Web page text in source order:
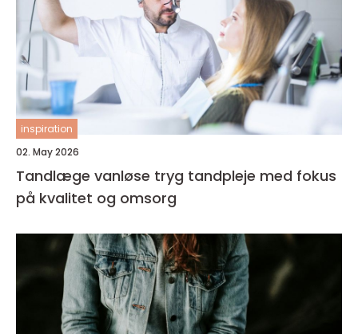
inspiration
02. May 2026
Tandlæge vanløse tryg tandpleje med fokus
på kvalitet og omsorg